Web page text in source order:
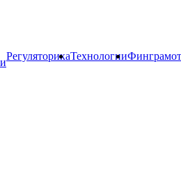
РегуляторикаТехнологии